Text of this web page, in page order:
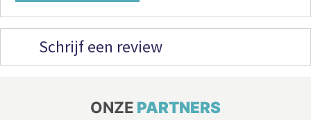
Schrijf een review
ONZE PARTNERS